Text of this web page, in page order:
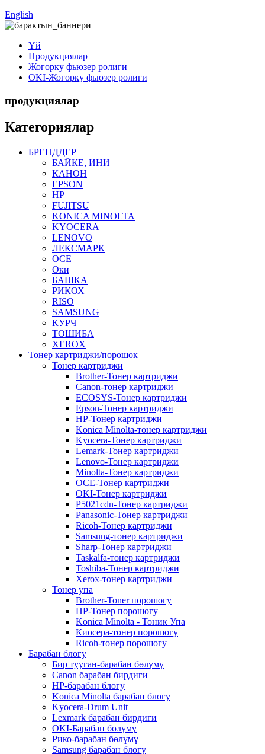
English
Үй
Продукциялар
Жогорку фьюзер ролиги
OKI-Жогорку фьюзер ролиги
продукциялар
Категориялар
БРЕНДДЕР
БАЙКЕ, ИНИ
КАНОН
EPSON
HP
FUJITSU
KONICA MINOLTA
KYOCERA
LENOVO
ЛЕКСМАРК
OCE
Оки
БАШКА
РИКОХ
RISO
SAMSUNG
КУРЧ
ТОШИБА
XEROX
Тонер картриджи/порошок
Тонер картриджи
Brother-Тонер картриджи
Canon-тонер картриджи
ECOSYS-Тонер картриджи
Epson-Тонер картриджи
HP-Тонер картриджи
Konica Minolta-тонер картриджи
Kyocera-Тонер картриджи
Lemark-Тонер картриджи
Lenovo-Тонер картриджи
Minolta-Тонер картриджи
OCE-Тонер картриджи
OKI-Тонер картриджи
P5021cdn-Тонер картриджи
Panasonic-Тонер картриджи
Ricoh-Тонер картриджи
Samsung-тонер картриджи
Sharp-Тонер картриджи
Taskalfa-тонер картриджи
Toshiba-Тонер картриджи
Xerox-тонер картриджи
Тонер упа
Brother-Toner порошогу
HP-Тонер порошогу
Konica Minolta - Тоник Упа
Киосера-тонер порошогу
Ricoh-тонер порошогу
Барабан блогу
Бир тууган-барабан бөлүмү
Canon барабан бирдиги
HP-барабан блогу
Konica Minolta барабан блогу
Kyocera-Drum Unit
Lexmark барабан бирдиги
OKI-Барабан бөлүмү
Рико-барабан бөлүмү
Samsung барабан блогу